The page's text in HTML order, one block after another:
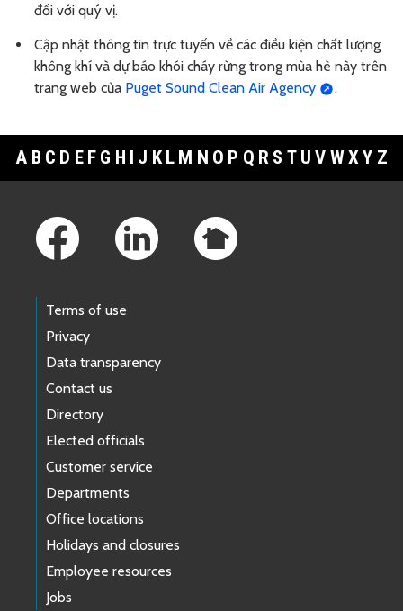
đối với quý vị.
Cập nhật thông tin trực tuyến về các điều kiện chất lượng
không khí và dự báo khói cháy rừng trong mùa hè này trên
trang web của Puget Sound Clean Air Agency .
A B C D E F G H I J K L M N O P Q R S T U V WXY Z
Terms of use
Privacy
Data transparency
Contact us
Directory
Elected officials
Customer service
Departments
Office locations
Holidays and closures
Employee resources
Jobs